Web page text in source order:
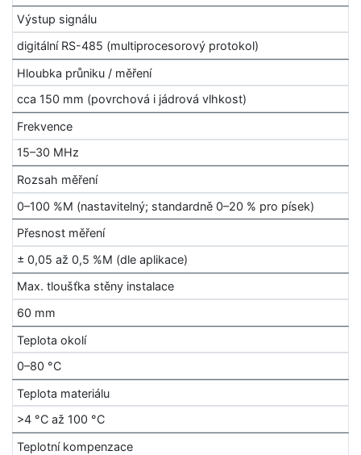
Výstup signálu
digitální RS-485 (multiprocesorový protokol)
Hloubka průniku / měření
cca 150 mm (povrchová i jádrová vlhkost)
Frekvence
15–30 MHz
Rozsah měření
0–100 %M (nastavitelný; standardně 0–20 % pro písek)
Přesnost měření
± 0,05 až 0,5 %M (dle aplikace)
Max. tloušťka stěny instalace
60 mm
Teplota okolí
0–80 °C
Teplota materiálu
>4 °C až 100 °C
Teplotní kompenzace